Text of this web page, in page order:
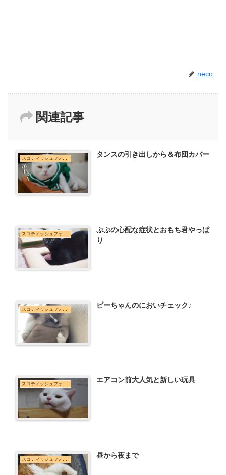
neco
関連記事
スコティッシュフォールド タンスの引き出しから＆布団カバー
スコティッシュフォールド
ぷぷの心配な症状とおもち君やっぱ
り
ピーちゃんのにおいチェック♪
スコティッシュフォールド エアコン前大人気と新しい玩具
昼から夜まで